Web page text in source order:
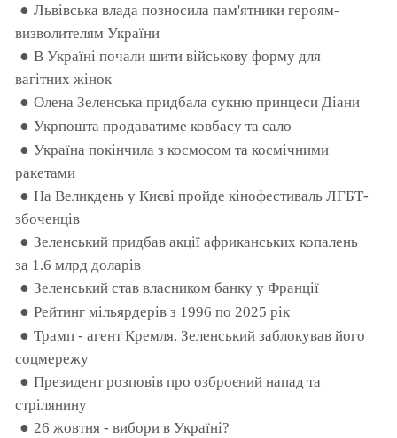
● Львівська влада позносила пам'ятники героям-
визволителям України
● В Україні почали шити військову форму для
вагітних жінок
● Олена Зеленська придбала сукню принцеси Діани
● Укрпошта продаватиме ковбасу та сало
● Україна покінчила з космосом та космічними
ракетами
● На Великдень у Києві пройде кінофестиваль ЛГБТ-
збоченців
● Зеленський придбав акції африканських копалень
за 1.6 млрд доларів
● Зеленський став власником банку у Франції
● Рейтинг мільярдерів з 1996 по 2025 рік
● Трамп - агент Кремля. Зеленський заблокував його
соцмережу
● Президент розповів про озброєний напад та
стрілянину
● 26 жовтня - вибори в Україні?